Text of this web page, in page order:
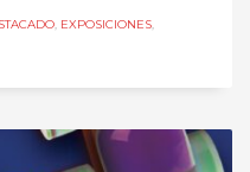
, EXPOSICIONES,